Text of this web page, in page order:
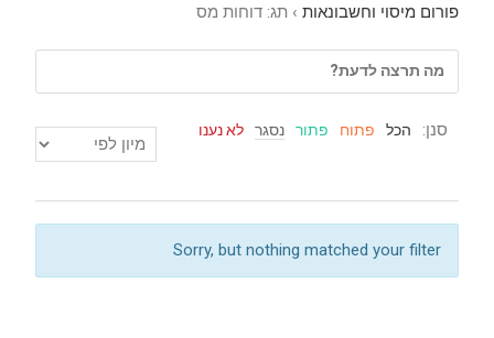
פורום מיסוי וחשבונאות › תג: דוחות מס
סנן: הכל פתוח פתור נסגר לא נענו
Sorry, but nothing matched your filter